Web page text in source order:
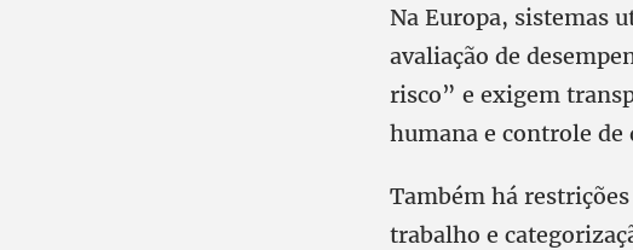
Na Europa, sistemas
avaliação de
risco” e exigem
humana e controle de
Também há
trabalho e